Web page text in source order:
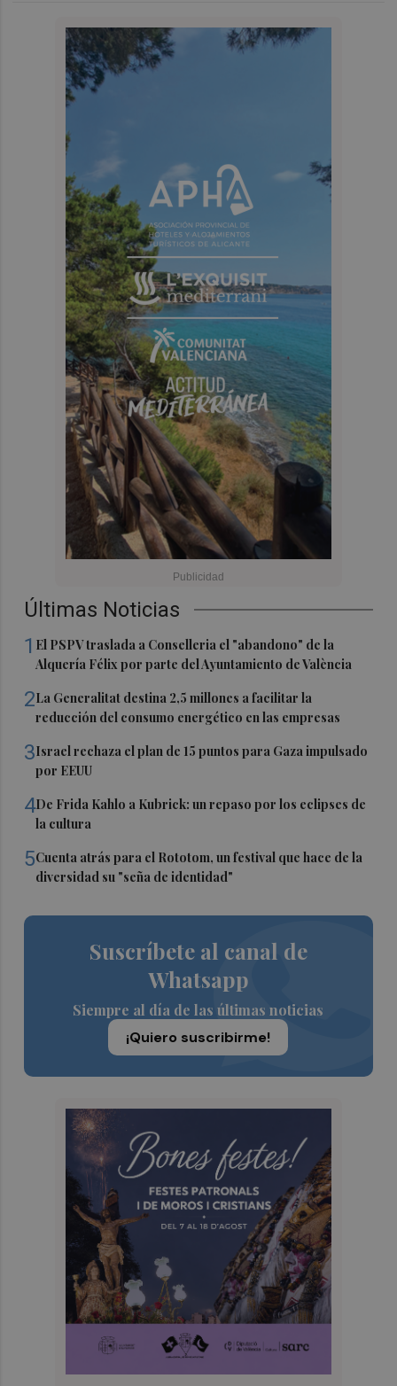
Últimas Noticias
1 El PSPV traslada a Conselleria el "abandono" de la
Alquería Félix por parte del Ayuntamiento de València
2La Generalitat destina 2,5 millones a facilitar la
reducción del consumo energético en las empresas
3Israel rechaza el plan de 15 puntos para Gaza impulsado
por EEUU
4De Frida Kahlo a Kubrick: un repaso por los eclipses de
la cultura
5Cuenta atrás para el Rototom, un festival que hace de la
diversidad su "seña de identidad"
Suscríbete al canal de
Whatsapp
Siempre al día de las últimas noticias
¡Quiero suscribirme!